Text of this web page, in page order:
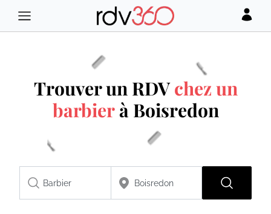
Trouver un RDVchez un
barbierà Boisredon